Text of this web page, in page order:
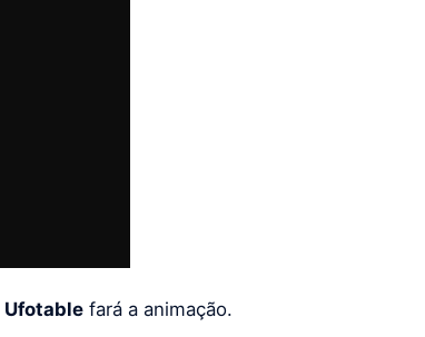
Ufotable fará a animação.